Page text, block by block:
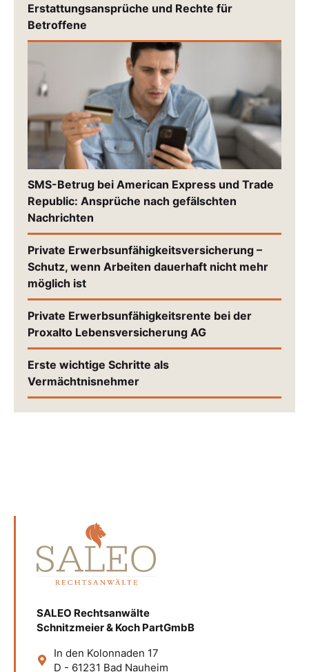
Erstattungsansprüche und Rechte für
Betroffene
SMS-Betrug bei American Express und Trade
Republic: Ansprüche nach gefälschten
Nachrichten
Private Erwerbsunfähigkeitsversicherung –
Schutz, wenn Arbeiten dauerhaft nicht mehr
möglich ist
Private Erwerbsunfähigkeitsrente bei der
Proxalto Lebensversicherung AG
Erste wichtige Schritte als
Vermächtnisnehmer
SALEO Rechtsanwälte
Schnitzmeier & Koch PartGmbB
In den Kolonnaden 17
D - 61231 Bad Nauheim